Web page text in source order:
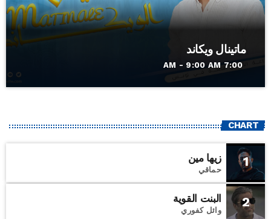
ماتينال ويكاند
7:00 AM - 9:00 AM
CHART
1 زيها مين
حماقي
2 البنت القوية
وائل كفوري